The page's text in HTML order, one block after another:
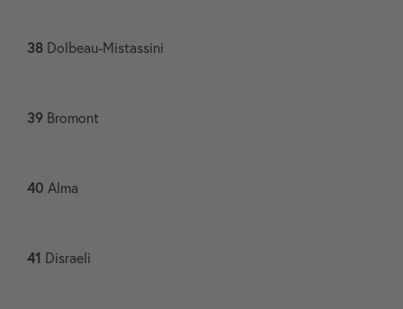
38 Dolbeau-Mistassini​
39 Bromont​
40 Alma​
41 Disraeli​